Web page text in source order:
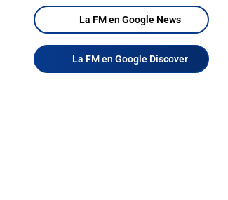
La FM en Google News
La FM en Google Discover